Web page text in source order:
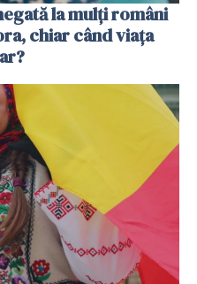
la mulți români
chiar când viața